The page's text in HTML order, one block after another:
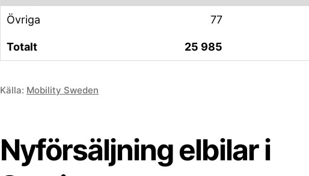
Övriga 77
Totalt 25 985
Källa: Mobility Sweden
Nyförsäljning elbilar i